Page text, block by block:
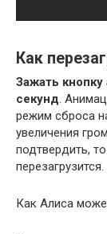
Как
Зажать кнопку
секунд.
режим сброса
увеличения
подтвердить,
перезагрузится.
Как Алиса